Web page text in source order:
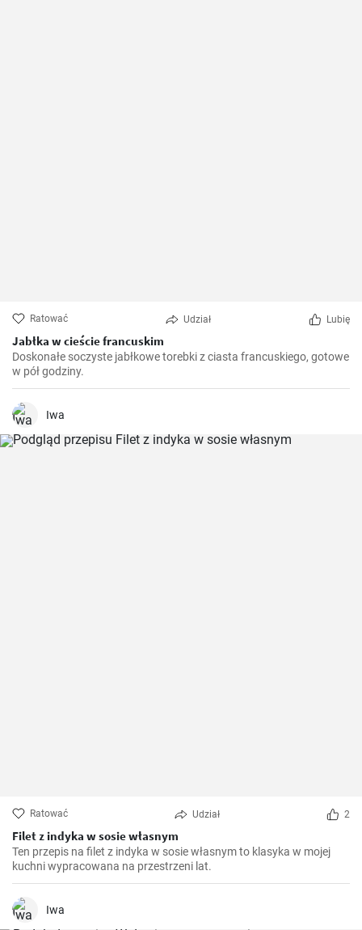
Ratować Udział Lubię
Jabłka w cieście francuskim
Doskonałe soczyste jabłkowe torebki z ciasta francuskiego, gotowe
w pół godziny.
Iwa
Ratować Udział 2
Filet z indyka w sosie własnym
Ten przepis na filet z indyka w sosie własnym to klasyka w mojej
kuchni wypracowana na przestrzeni lat.
Iwa